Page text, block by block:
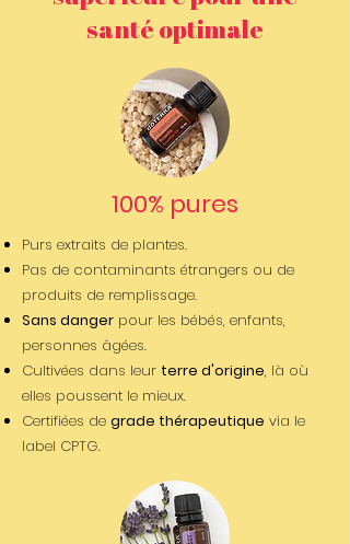
santé optimale
100% pures
Purs extraits de plantes.
Pas de contaminants étrangers ou de
produits de remplissage.
Sans danger pour les bébés, enfants,
personnes âgées.
Cultivées dans leur terre d'origine, là où
elles poussent le mieux.
Certifiées de grade thérapeutique via le
label CPTG.